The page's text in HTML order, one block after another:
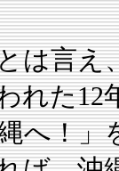
言え
れた12
へ！」